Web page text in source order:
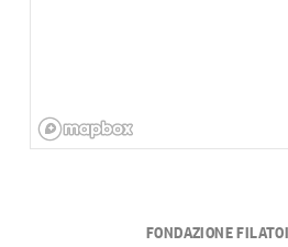
FONDAZIONE